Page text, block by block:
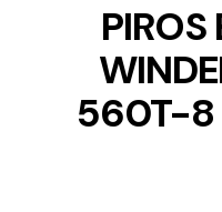
PIROS
560T-8